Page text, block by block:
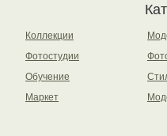
Коллекции
Фотостудии
Обучение
Маркет